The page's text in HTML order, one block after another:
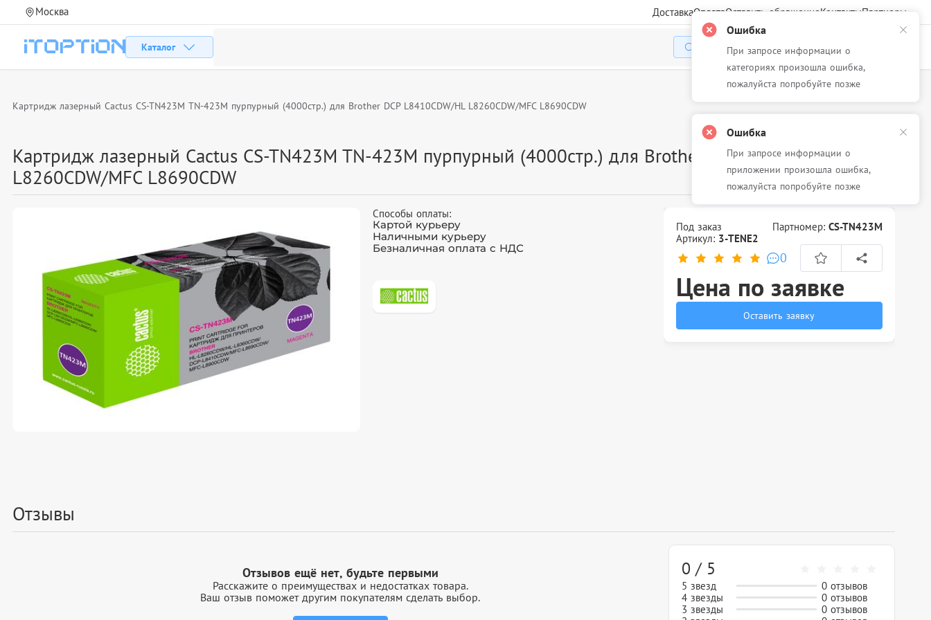
Москва ДоставкаОплатаОставить обращениеКонтактыПартнеры
Каталог
Избранное Корзина
Картридж лазерный Cactus CS-TN423M TN-423M пурпурный (4000стр.) для Brother DCP L8410CDW/HL L8260CDW/MFC L8690CDW
Картридж лазерный Cactus CS-TN423M TN-423M пурпурный (4000стр.) для Brother DCP L8410CDW/HL
L8260CDW/MFC L8690CDW
Способы оплаты:
Картой курьеру
Наличными курьеру
Безналичная оплата с НДС
Под заказ Партномер:CS-TN423M
Артикул: 3-TENE2
0
Цена по заявке
Оставить заявку
Отзывы
Отзывов ещё нет, будьте первыми
Расскажите о преимуществах и недостатках товара.
Ваш отзыв поможет другим покупателям сделать выбор.
0 / 5
5 звезд
0 отзывов
4 звезды
0 отзывов
3 звезды
0 отзывов
Ошибка
При запросе информации о
категориях произошла ошибка,
пожалуйста попробуйте позже
Ошибка
При запросе информации о
приложении произошла ошибка,
пожалуйста попробуйте позже